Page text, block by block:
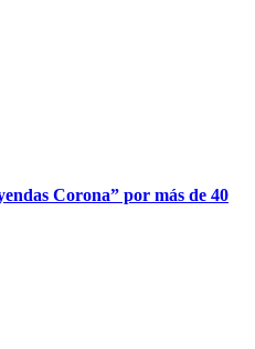
Corona” por más de 40